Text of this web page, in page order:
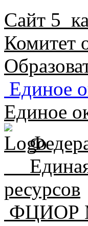
Сайт 5
Комитет
Единое
Единое
Единая
ресурсов
ФЦИОР